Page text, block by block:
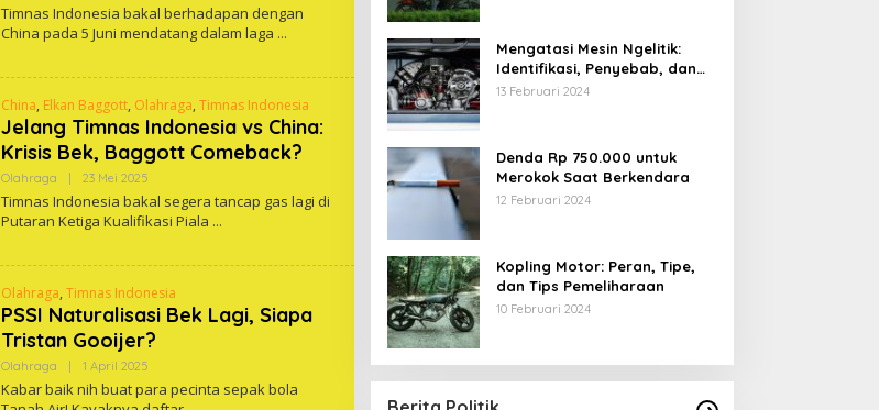
Timnas Indonesia bakal berhadapan dengan
China pada 5 Juni mendatang dalam laga
China, Elkan Baggott, Olahraga, Timnas Indonesia
Jelang Timnas Indonesia vs China:
Krisis Bek, Baggott Comeback?
Olahraga | 23 Mei 2025Oleh
Timnas Indonesia bakal segera tancap gas lagi di
Putaran Ketiga Kualifikasi Piala
Olahraga, Timnas Indonesia
PSSI Naturalisasi Bek Lagi, Siapa
Tristan Gooijer?
Olahraga | 1 April 2025Oleh
Kabar baik nih buat para pecinta sepak bola
Mengatasi Mesin Ngelitik:
Identifikasi, Penyebab, dan
Solusi
13 Februari 2024
Denda Rp 750.000 untuk
Merokok Saat Berkendara
12 Februari 2024
Kopling Motor: Peran, Tipe,
dan Tips Pemeliharaan
10 Februari 2024